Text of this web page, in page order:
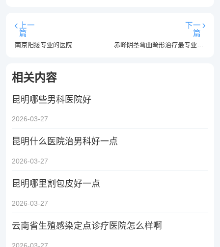
上一
篇
南京阳痿专业的医院
下一
篇
赤峰阴茎弯曲畸形治疗最专业的医院
相关内容
昆明哪些男科医院好
2026-03-27
昆明什么医院治男科好一点
2026-03-27
昆明哪里割包皮好一点
2026-03-27
云南省生殖感染定点诊疗医院怎么样啊